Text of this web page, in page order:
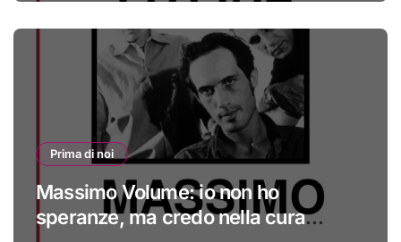
Prima di noi
Massimo Volume: io non ho
speranze, ma credo nella cura